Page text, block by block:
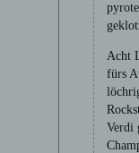
Acht
fürs
Verdi